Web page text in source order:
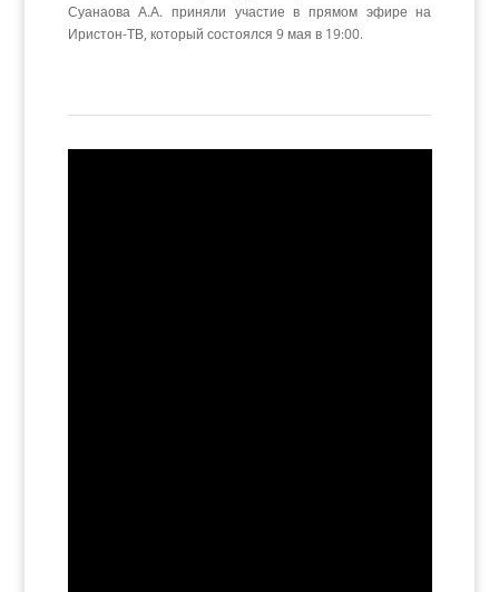
Суанаова А.А. приняли участие в прямом эфире на
Иристон-ТВ, который состоялся 9 мая в 19:00.